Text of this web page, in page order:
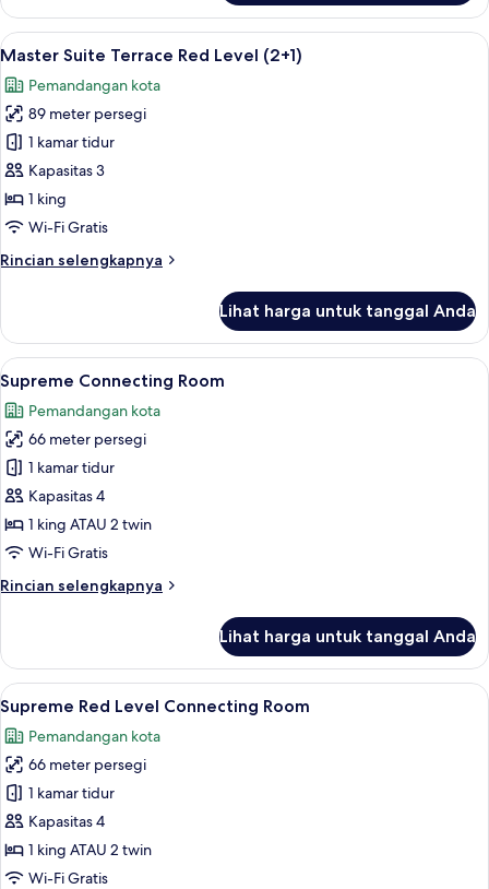
Master
Suite
Terrace
Level
Lihat
semua
foto
untuk
Master
Suite
Terrace
Red
(2+1)
Seprai premium, selimut bulu angsa,
6
Master Suite Terrace Red Level (2+1)
Pemandangan kota
89 meter persegi
1 kamar tidur
Kapasitas 3
1 king
Wi-Fi Gratis
Rincian selengkapnya
Rincian
Master
Suite
Terrace
Red
Level
(2+1)
Lihat harga untuk tanggal Anda
Lihat
semua
foto
untuk
Supreme
Connecting
Room
Seprai premium, selimut bulu angsa,
4
Supreme Connecting Room
Pemandangan kota
66 meter persegi
1 kamar tidur
Kapasitas 4
1 king ATAU 2 twin
Wi-Fi Gratis
Rincian selengkapnya
Rincian
Supreme
Connecting
Room
Lihat harga untuk tanggal Anda
Lihat
semua
foto
untuk
Supreme
Red
Level
Connecting
Seprai premium, selimut bulu angsa,
4
Supreme Red Level Connecting Room
Pemandangan kota
66 meter persegi
1 kamar tidur
Kapasitas 4
1 king ATAU 2 twin
Wi-Fi Gratis